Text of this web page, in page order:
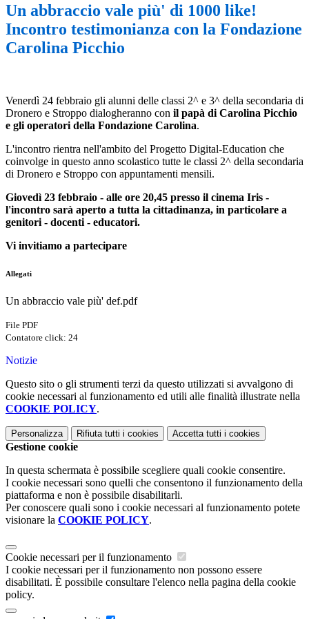
Un abbraccio vale più' di 1000 like!
Incontro testimonianza con la Fondazione
Carolina Picchio
Venerdì 24 febbraio gli alunni delle classi 2^ e 3^ della secondaria di
Dronero e Stroppo dialogheranno con il papà di Carolina Picchio
e gli operatori della Fondazione Carolina.
L'incontro rientra nell'ambito del Progetto Digital-Education che
coinvolge in questo anno scolastico tutte le classi 2^ della secondaria
di Dronero e Stroppo con appuntamenti mensili.
Giovedì 23 febbraio - alle ore 20,45 presso il cinema Iris -
l'incontro sarà aperto a tutta la cittadinanza, in particolare a
genitori - docenti - educatori.
Vi invitiamo a partecipare
Allegati
Un abbraccio vale più' def.pdf
File PDF
Contatore click: 24
Notizie
Questo sito o gli strumenti terzi da questo utilizzati si avvalgono di
cookie necessari al funzionamento ed utili alle finalità illustrate nella
COOKIE POLICY.
Personalizza Rifiuta tutti i cookies Accetta tutti i cookies
Gestione cookie
In questa schermata è possibile scegliere quali cookie consentire.
I cookie necessari sono quelli che consentono il funzionamento della
piattaforma e non è possibile disabilitarli.
Per conoscere quali sono i cookie necessari al funzionamento potete
visionare la COOKIE POLICY.
Cookie necessari per il funzionamento
I cookie necessari per il funzionamento non possono essere
disabilitati. È possibile consultare l'elenco nella pagina della cookie
policy.